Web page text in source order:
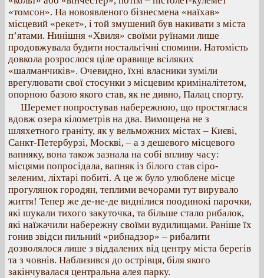
«томсон». На новоявленого бізнесмена «наїхав»
місцевий «рекет», і той змушений був накивати з міста
п’ятами. Нинішня «Хвиля» своїми руїнами лише
продовжувала будити ностальгічні спомини. Натомість
довкола розрослося ціле оравище всіляких
«шалманчиків». Очевидно, їхні власники зуміли
врегулювати свої стосунки з місцевим криміналітетом,
опорною базою якого став, як не дивно, Палац спорту.
Шеремет попростував набережною, що простяглася
вдовж озера кілометрів на два. Вимощена не з
шляхетного граніту, як у вельможних містах – Києві,
Санкт-Петербурзі, Москві, – а з дешевого місцевого
вапняку, вона також зазнала на собі впливу часу:
місцями попросідала, вапняк із білого став сіро-
зеленим, ліхтарі побиті. А це ж було улюблене місце
прогулянок городян, теплими вечорами тут вирувало
життя! Тепер же де-не-де виднілися поодинокі парочки,
які шукали тихого закуточка, та більше стало рибалок,
які наїжачили набережну своїми вудилищами. Раніше їх
гонив звідси пильний «рибнадзор» – рибалити
дозволялося лише з віддалених від центру міста берегів
та з човнів. Наблизився до острівця, біля якого
закінчувалася центральна алея парку.